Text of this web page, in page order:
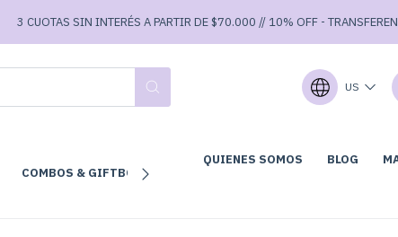
3 CUOTAS SIN INTERÉS A PARTIR DE $70.000 // 10% OFF -
US
COMBOS & GIFTBOX
QUIENES SOMOS BLOG